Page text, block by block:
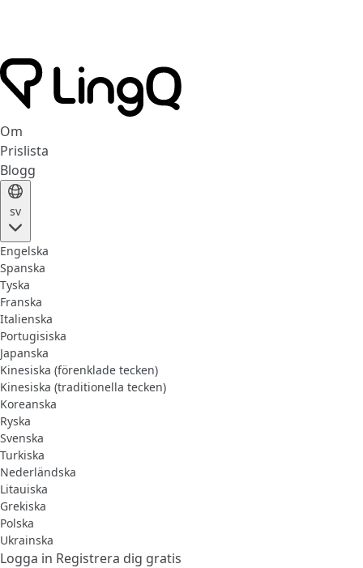
Om
Prislista
Blogg
sv
Engelska
Spanska
Tyska
Franska
Italienska
Portugisiska
Japanska
Kinesiska (förenklade tecken)
Kinesiska (traditionella tecken)
Koreanska
Ryska
Svenska
Turkiska
Nederländska
Litauiska
Grekiska
Polska
Ukrainska
Logga in Registrera dig gratis